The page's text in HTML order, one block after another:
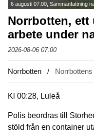
6 augusti 07.00, Sammanfattning
Norrbotten, ett
arbete under
2026-08-06 07:00
Norrbotten Norrbottens
Kl 00:28, Luleå
Polis beordras till
stöld från en container